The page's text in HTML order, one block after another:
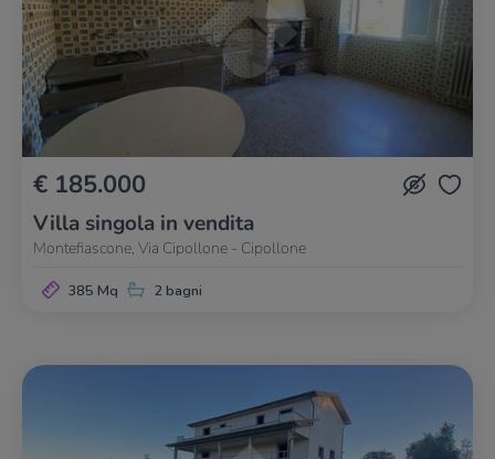
€ 185.000
Villa singola in vendita
Montefiascone, Via Cipollone - Cipollone
385 Mq 2 bagni